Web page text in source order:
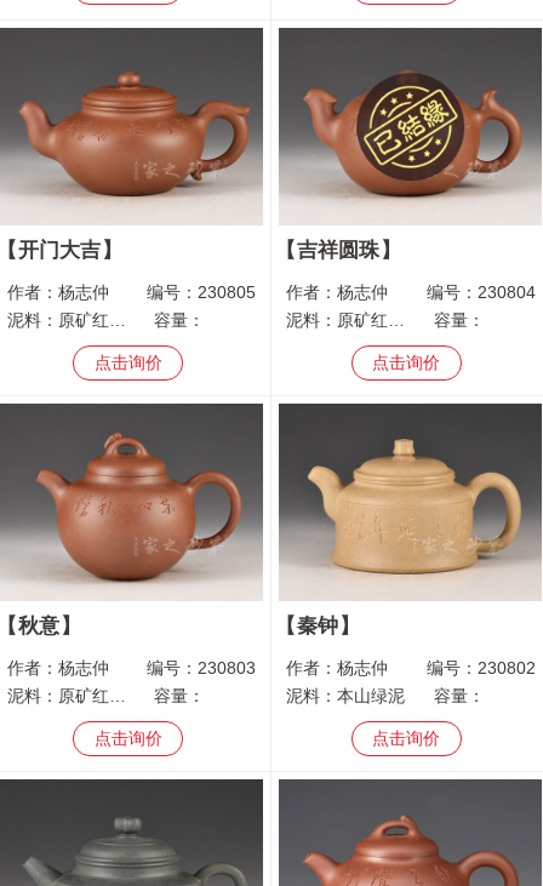
开门大吉
编号：230805
作者： 杨志仲
容量：
泥料： 原矿红皮龙
点击询价
吉祥圆珠
编号：230804
作者： 杨志仲
容量：
泥料： 原矿红皮龙
点击询价
秋意
编号： 230803
作者： 杨志仲
容量：
泥料： 原矿红皮龙
点击询价
秦钟
编号： 230802
作者： 杨志仲
容量：
泥料： 本山绿泥
点击询价